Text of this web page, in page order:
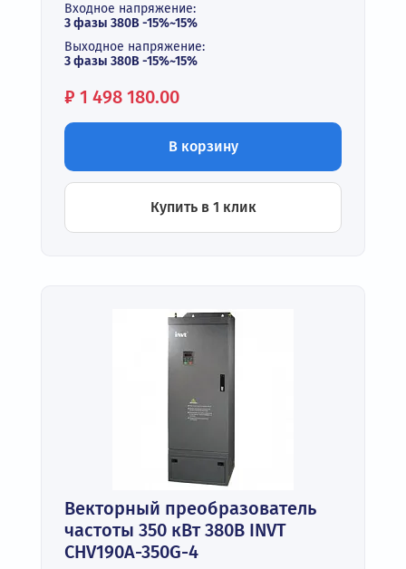
Входное напряжение:
3 фазы 380В -15%~15%
Выходное напряжение:
3 фазы 380В -15%~15%
Цена:
₽ 1 498 180.00
В корзину
Купить в 1 клик
Векторный преобразователь
частоты 350 кВт 380В INVT
CHV190A-350G-4